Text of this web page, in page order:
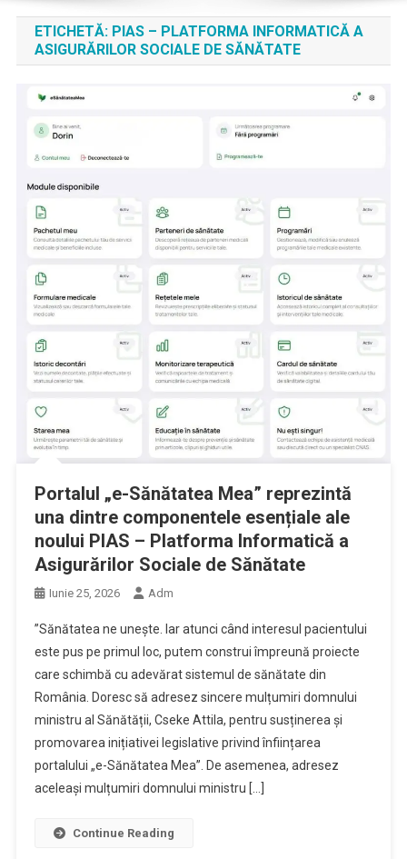
ETICHETĂ: PIAS – PLATFORMA INFORMATICĂ A
ASIGURĂRILOR SOCIALE DE SĂNĂTATE
Portalul „e-Sănătatea Mea” reprezintă
una dintre componentele esențiale ale
noului PIAS – Platforma Informatică a
Asigurărilor Sociale de Sănătate
Iunie 25, 2026 Adm
”Sănătatea ne unește. Iar atunci când interesul pacientului
este pus pe primul loc, putem construi împreună proiecte
care schimbă cu adevărat sistemul de sănătate din
România. Doresc să adresez sincere mulțumiri domnului
ministru al Sănătății, Cseke Attila, pentru susținerea și
promovarea inițiativei legislative privind înființarea
portalului „e-Sănătatea Mea”. De asemenea, adresez
aceleași mulțumiri domnului ministru […]
Continue Reading